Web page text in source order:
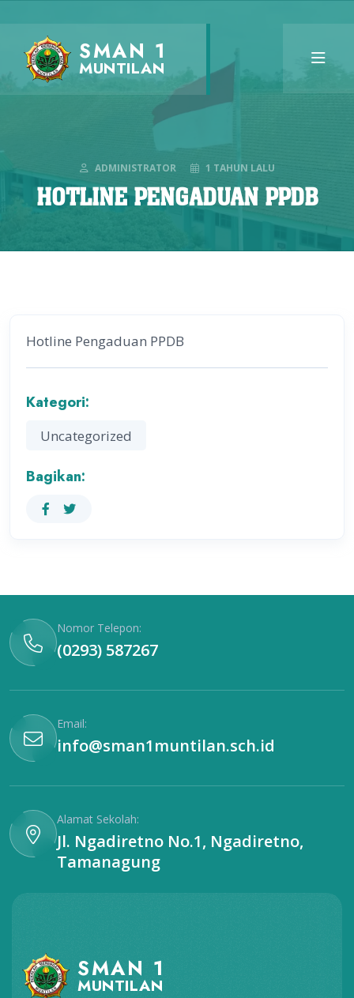
SMAN 1
MUNTILAN
ADMINISTRATOR 1 TAHUN LALU
HOTLINE PENGADUAN PPDB
Hotline Pengaduan PPDB
Kategori:
Uncategorized
Bagikan:
Nomor Telepon:
(0293) 587267
Email:
info@sman1muntilan.sch.id
Alamat Sekolah:
Jl. Ngadiretno No.1, Ngadiretno,
Tamanagung
SMAN 1
MUNTILAN